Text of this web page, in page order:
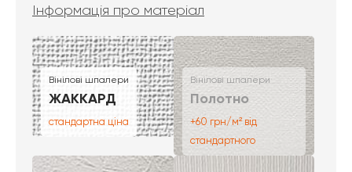
Інформація про матеріал
Вінілові шпалери
ЖАККАРД
стандартна ціна
Вінілові шпалери
Полотно
+60 грн/м² від
стандартного